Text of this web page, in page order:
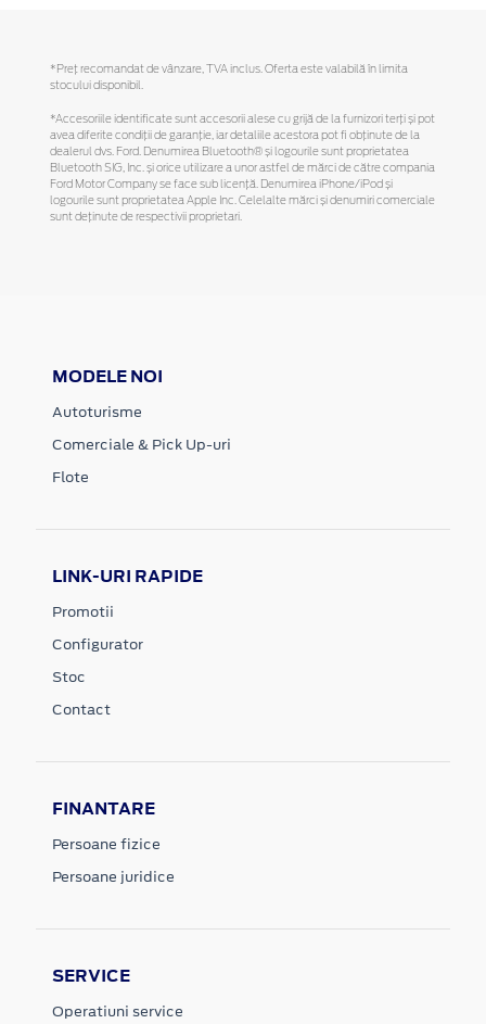
*Preţ recomandat de vânzare, TVA inclus. Oferta este valabilă în limita
stocului disponibil.
*Accesoriile identificate sunt accesorii alese cu grijă de la furnizori terți și pot
avea diferite condiții de garanție, iar detaliile acestora pot fi obținute de la
dealerul dvs. Ford. Denumirea Bluetooth® și logourile sunt proprietatea
Bluetooth SIG, Inc. și orice utilizare a unor astfel de mărci de către compania
Ford Motor Company se face sub licență. Denumirea iPhone/iPod și
logourile sunt proprietatea Apple Inc. Celelalte mărci și denumiri comerciale
sunt deținute de respectivii proprietari.
MODELE NOI
Autoturisme
Comerciale & Pick Up-uri
Flote
LINK-URI RAPIDE
Promotii
Configurator
Stoc
Contact
FINANTARE
Persoane fizice
Persoane juridice
SERVICE
Operatiuni service